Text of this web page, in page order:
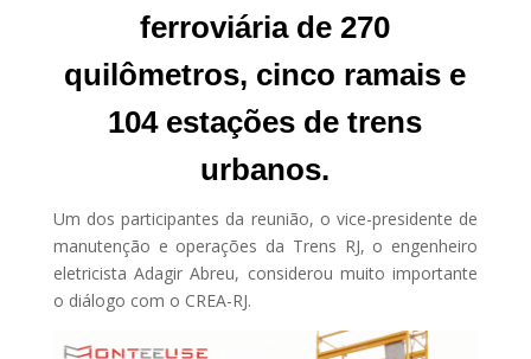
ferroviária de 270
quilômetros, cinco ramais e
104 estações de trens
urbanos.
Um dos participantes da reunião, o vice-presidente de
manutenção e operações da Trens RJ, o engenheiro
eletricista Adagir Abreu, considerou muito importante
o diálogo com o CREA-RJ.